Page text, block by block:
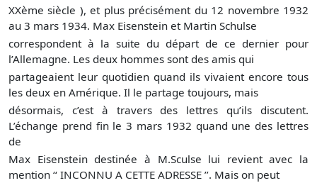
XXème siècle ), et plus précisément du 12 novembre 1932
au 3 mars 1934. Max Eisenstein et Martin Schulse
correspondent à la suite du départ de ce dernier pour
l’Allemagne. Les deux hommes sont des amis qui
partageaient leur quotidien quand ils vivaient encore tous
les deux en Amérique. Il le partage toujours, mais
désormais, c’est à travers des lettres qu’ils discutent.
L’échange prend fin le 3 mars 1932 quand une des lettres
de
Max Eisenstein destinée à M.Sculse lui revient avec la
mention ‘‘ INCONNU A CETTE ADRESSE ’’. Mais on peut